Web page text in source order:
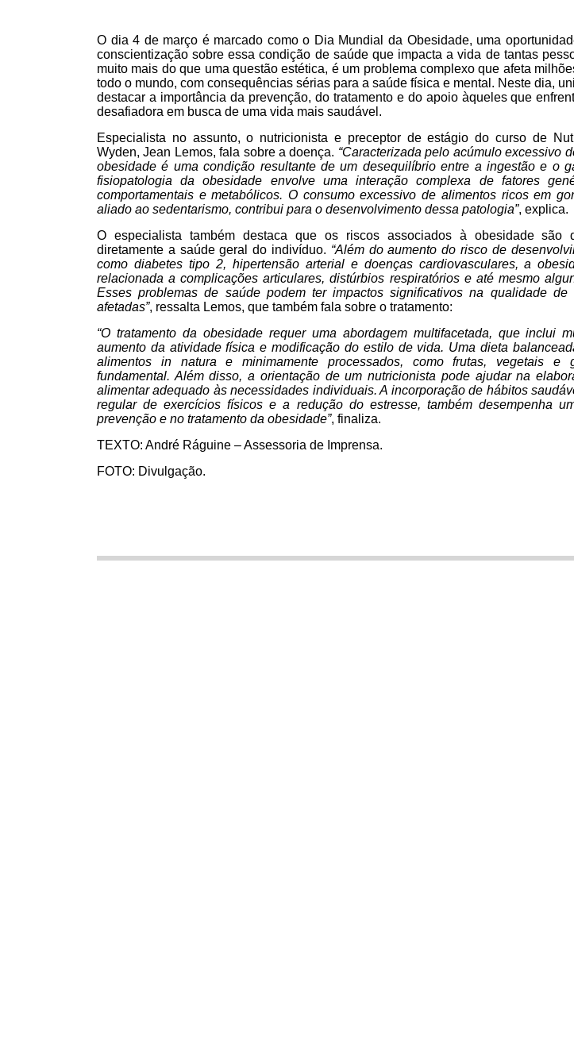
O dia 4 de março é marcado como o Dia Mundial da Obesidade, uma
conscientização sobre essa condição de saúde que impacta a vida de tantas
muito mais do que uma questão estética, é um problema complexo que afeta
todo o mundo, com consequências sérias para a saúde física e mental. Neste dia,
destacar a importância da prevenção, do tratamento e do apoio àqueles que
desafiadora em busca de uma vida mais saudável.
Especialista no assunto, o nutricionista e preceptor de estágio do curso de
Wyden, Jean Lemos, fala sobre a doença. “Caracterizada pelo acúmulo excessivo
obesidade é uma condição resultante de um desequilíbrio entre a ingestão e o
fisiopatologia da obesidade envolve uma interação complexa de fatores
comportamentais e metabólicos. O consumo excessivo de alimentos ricos em
aliado ao sedentarismo, contribui para o desenvolvimento dessa patologia”, explica.
O especialista também destaca que os riscos associados à obesidade são
diretamente a saúde geral do indivíduo. “Além do aumento do risco de
como diabetes tipo 2, hipertensão arterial e doenças cardiovasculares, a
relacionada a complicações articulares, distúrbios respiratórios e até mesmo
Esses problemas de saúde podem ter impactos significativos na qualidade de
afetadas”, ressalta Lemos, que também fala sobre o tratamento:
“O tratamento da obesidade requer uma abordagem multifacetada, que inclui
aumento da atividade física e modificação do estilo de vida. Uma dieta
alimentos in natura e minimamente processados, como frutas, vegetais e
fundamental. Além disso, a orientação de um nutricionista pode ajudar na
alimentar adequado às necessidades individuais. A incorporação de hábitos
regular de exercícios físicos e a redução do estresse, também desempenha
prevenção e no tratamento da obesidade”, finaliza.
TEXTO: André Ráguine – Assessoria de Imprensa.
FOTO: Divulgação.